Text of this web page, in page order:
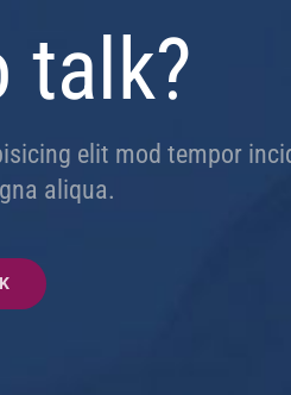
talk?
elit mod tempor
aliqua.